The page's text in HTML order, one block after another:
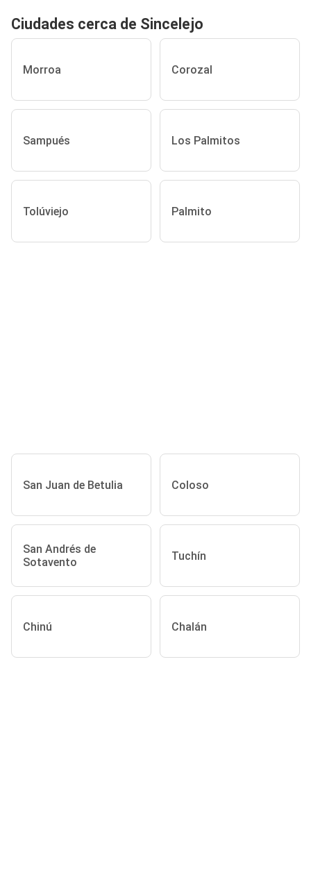
Ciudades cerca de Sincelejo
Morroa Corozal
Sampués Los Palmitos
Tolúviejo Palmito
San Juan de Betulia Coloso
San Andrés de
Sotavento
Tuchín
Chinú Chalán